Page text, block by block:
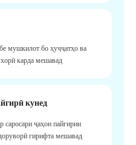
мушкилот бо ҳуҷҷатҳо ва
карда мешавад
кунед
саросари ҷаҳон пайгирии
гирифта мешавад